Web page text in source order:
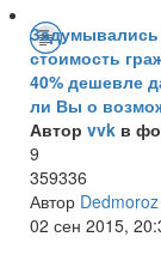
стоимость
40% дешевле
ли Вы о
Автор vvk в
9
359336
Автор Dedmoroz
02 сен 2015,